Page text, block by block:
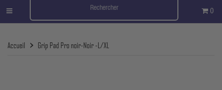
0
Accueil Grip Pad Pro noir-Noir -L/XL